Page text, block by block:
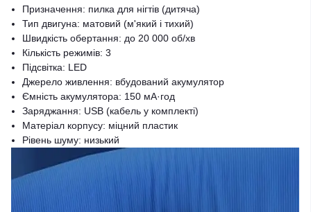
Призначення: пилка для нігтів (дитяча)
Тип двигуна: матовий (м'який і тихий)
Швидкість обертання: до 20 000 об/хв
Кількість режимів: 3
Підсвітка: LED
Джерело живлення: вбудований акумулятор
Ємність акумулятора: 150 мА·год
Заряджання: USB (кабель у комплекті)
Матеріал корпусу: міцний пластик
Рівень шуму: низький